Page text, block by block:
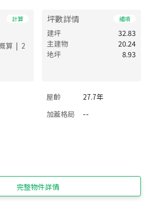
計算
算 | 2
坪數詳情 細項
建坪
32.83
主建物
20.24
地坪
8.93
屋齡
27.7年
加蓋格局
--
完整物件詳情